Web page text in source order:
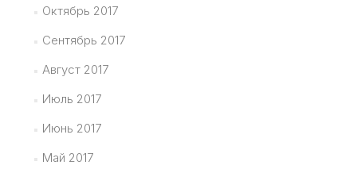
Октябрь 2017
Сентябрь 2017
Август 2017
Июль 2017
Июнь 2017
Май 2017